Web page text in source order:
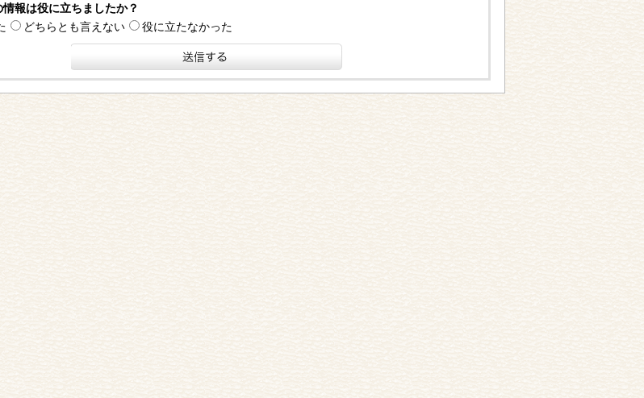
報は役に立ちましたか？
どちらとも言えない 役に立たなかった